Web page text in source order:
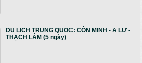
DU LICH TRUNG QUOC: CÔN MINH - A LƯ -
THẠCH LÂM (5 ngày)